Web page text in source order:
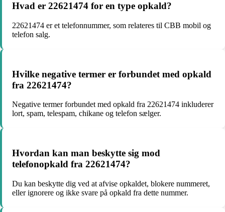
Hvad er 22621474 for en type opkald?
22621474 er et telefonnummer, som relateres til CBB mobil og
telefon salg.
Hvilke negative termer er forbundet med opkald
fra 22621474?
Negative termer forbundet med opkald fra 22621474 inkluderer
lort, spam, telespam, chikane og telefon sælger.
Hvordan kan man beskytte sig mod
telefonopkald fra 22621474?
Du kan beskytte dig ved at afvise opkaldet, blokere nummeret,
eller ignorere og ikke svare på opkald fra dette nummer.